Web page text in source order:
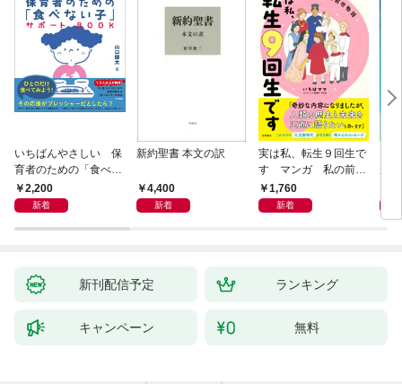
いちばんやさしい 保
育者のための「食べな
い子」サポートＢＯＯ
Ｋ 偏食・少食のお悩
2,200
新着
新約聖書 本文の訳
4,400
新着
実は私、転生９回生で
す マンガ 私の前世
物語1,760
新着
が
新刊配信予定 ランキング
キャンペーン 無料